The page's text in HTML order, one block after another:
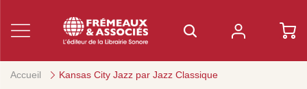
Accueil Kansas City Jazz par Jazz Classique